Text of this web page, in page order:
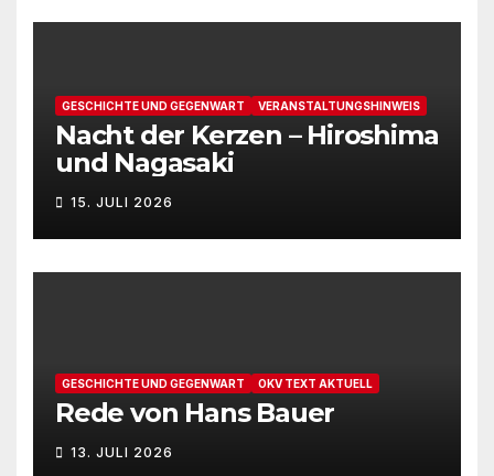
GESCHICHTE UND GEGENWART VERANSTALTUNGSHINWEIS
Nacht der Kerzen – Hiroshima
und Nagasaki
15. JULI 2026
GESCHICHTE UND GEGENWART OKV TEXT AKTUELL
Rede von Hans Bauer
13. JULI 2026